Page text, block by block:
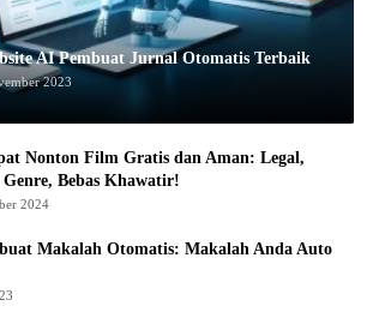
AI Pembuat Jurnal Otomatis Terbaik
2023
Nonton Film Gratis dan Aman: Legal,
Bebas Khawatir!
2024
Makalah Otomatis: Makalah Anda Auto